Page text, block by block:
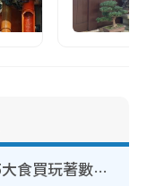
【8月生日優惠2026】全港85大食買玩著數攻略 自助餐/火鍋放題同行免費＋誠品/DONKI送現金券